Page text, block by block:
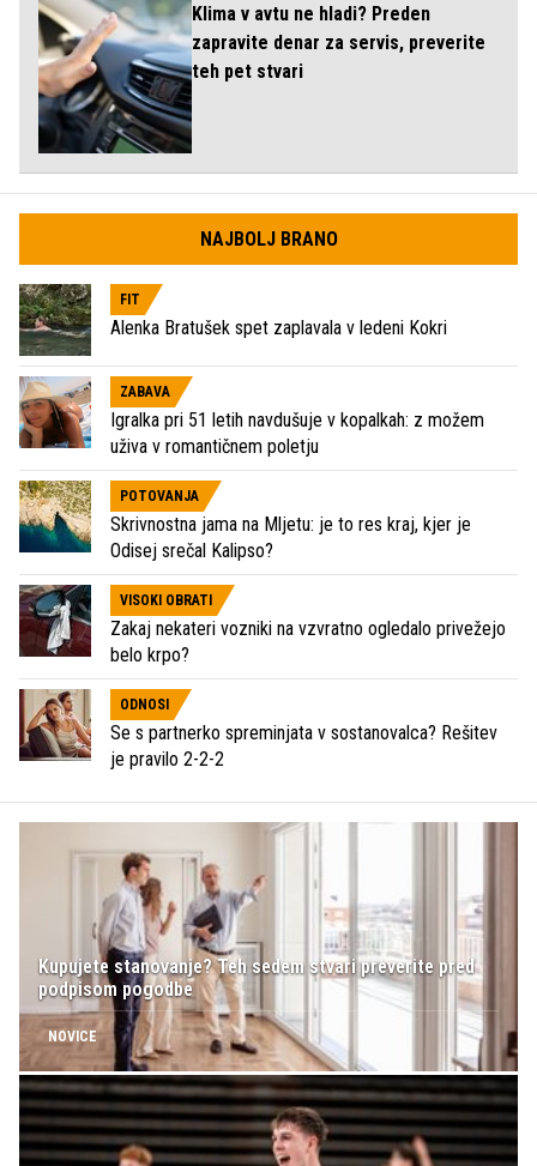
Klima v avtu ne hladi? Preden
zapravite denar za servis, preverite
teh pet stvari
NAJBOLJ BRANO
FIT
Alenka Bratušek spet zaplavala v ledeni Kokri
ZABAVA
Igralka pri 51 letih navdušuje v kopalkah: z možem
uživa v romantičnem poletju
POTOVANJA
Skrivnostna jama na Mljetu: je to res kraj, kjer je
Odisej srečal Kalipso?
VISOKI OBRATI
Zakaj nekateri vozniki na vzvratno ogledalo privežejo
belo krpo?
ODNOSI
Se s partnerko spreminjata v sostanovalca? Rešitev
je pravilo 2-2-2
Kupujete stanovanje? Teh sedem stvari preverite pred
podpisom pogodbe
NOVICE